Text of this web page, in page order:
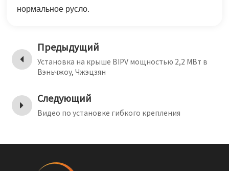
нормальное русло.
Предыдущий
Установка на крыше BIPV мощностью 2,2 МВт в
Вэньчжоу, Чжэцзян
Следующий
Видео по установке гибкого крепления